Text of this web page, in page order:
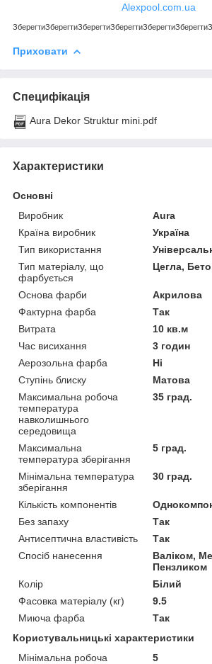
Alexpool.com.ua
ЗберегтиЗберегтиЗберегтиЗберегтиЗберегтиЗберегти
Приховати
Специфікація
Aura Dekor Struktur mini.pdf
Характеристики
Основні
Виробник
Aura
Країна виробник
Україна
Тип використання
Тип матеріалу, що
фарбується
Цегла,
Основа фарби
Акрилова
Фактурна фарба
Так
Витрата
10 кв.м
Час висихання
3 годин
Аерозольна фарба
Ні
Ступінь блиску
Матова
Максимальна робоча
температура
навколишнього
середовища
35 град.
Максимальна
температура зберігання
5 град.
Мінімальна температура
зберігання
30 град.
Кількість компонентів
Без запаху
Так
Антисептична властивість
Так
Спосіб нанесення
Валіком,
Пензликом
Колір
Білий
Фасовка матеріалу (кг)
9.5
Миюча фарба
Так
Користувальницькі характеристики
Мінімальна робоча
5